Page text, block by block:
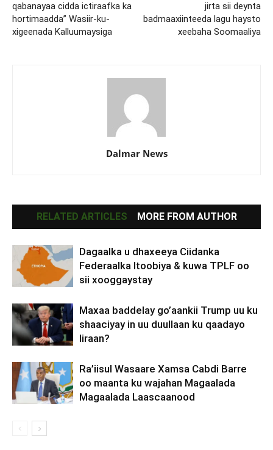
qabanayaa cidda ictiraafka ka
hortimaadda” Wasiir-ku-
xigeenada Kalluumaysiga
jirta sii deynta
badmaaxiinteeda lagu haysto
xeebaha Soomaaliya
Dalmar News
RELATED ARTICLES MORE FROM AUTHOR
Dagaalka u dhaxeeya Ciidanka
Federaalka Itoobiya & kuwa TPLF oo
sii xooggaystay
Maxaa baddelay go’aankii Trump uu ku
shaaciyay in uu duullaan ku qaadayo
Iiraan?
Ra’iisul Wasaare Xamsa Cabdi Barre
oo maanta ku wajahan Magaalada
Magaalada Laascaanood